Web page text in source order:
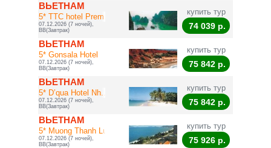
ВЬЕТНАМ
5* TTC hotel Prem...
07.12.2026 (7 ночей),
BB(Завтрак)
купить тур
74 039 р.
ВЬЕТНАМ
5* Gonsala Hotel
07.12.2026 (7 ночей),
BB(Завтрак)
купить тур
75 842 р.
ВЬЕТНАМ
5* D’qua Hotel Nh...
07.12.2026 (7 ночей),
BB(Завтрак)
купить тур
75 842 р.
ВЬЕТНАМ
5* Muong Thanh Lu...
07.12.2026 (7 ночей),
BB(Завтрак)
купить тур
75 926 р.